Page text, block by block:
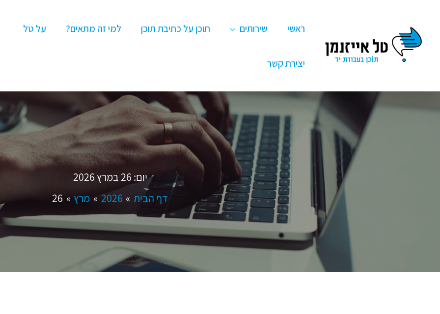
ראשי שירותים תוכן על כתיבת תוכן למי זה מתאים? על טל
יצירת קשר
יום: 26 במרץ 2026
דף הבית
2026 מרץ 26